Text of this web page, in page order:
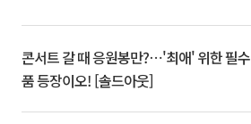
콘서트 갈 때 응원봉만?⋯'최애' 위한 필수
품 등장이오! [솔드아웃]